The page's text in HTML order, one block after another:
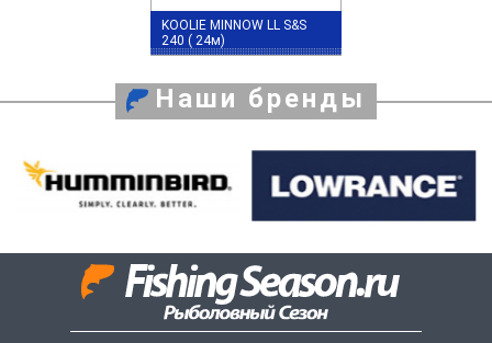
KOOLIE MINNOW LL S&S
240 ( 24м)
Наши бренды